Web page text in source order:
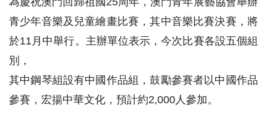
青少年音樂及兒童繪畫比賽，其中音樂比賽決賽，將
於11月中舉行。主辦單位表示，今次比賽各設五個組
別，
其中鋼琴組設有中國作品組，鼓勵參賽者以中國作品
參賽，宏揚中華文化，預計約2,000人參加。